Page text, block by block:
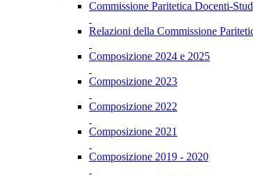
Commissione Paritetica Docenti-
Relazioni della Commissione
Composizione 2024 e 2025
Composizione 2023
Composizione 2022
Composizione 2021
Composizione 2019 - 2020